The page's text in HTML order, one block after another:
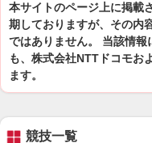
本サイトのページ上に掲載
期しておりますが、その内
ではありません。 当該情
も、株式会社NTTドコモお
ます。
競技一覧